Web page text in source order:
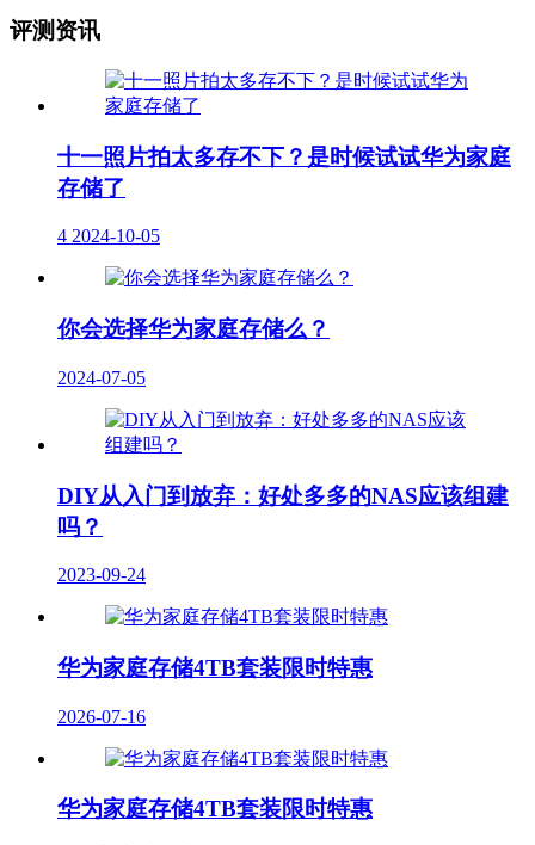
评测资讯
十一照片拍太多存不下？是时候试试华为家庭
存储了
4 2024-10-05
你会选择华为家庭存储么？
2024-07-05
DIY从入门到放弃：好处多多的NAS应该组建
吗？
2023-09-24
华为家庭存储4TB套装限时特惠
2026-07-16
华为家庭存储4TB套装限时特惠